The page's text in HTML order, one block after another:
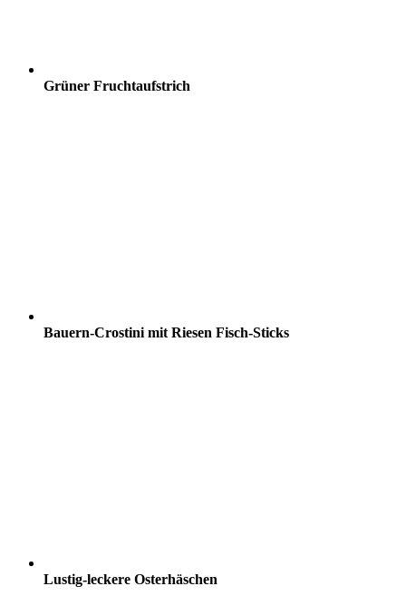
Grüner Fruchtaufstrich
Bauern-Crostini mit Riesen Fisch-Sticks
Lustig-leckere Osterhäschen